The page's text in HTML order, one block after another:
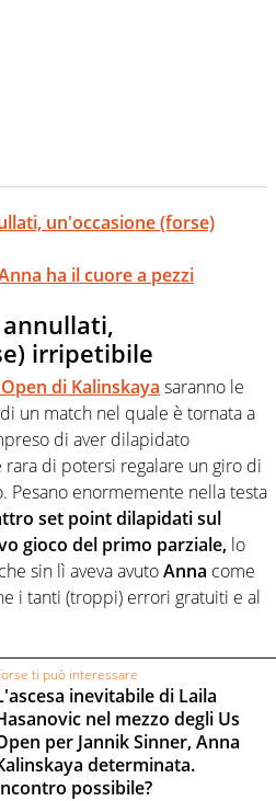
un'occasione (forse)
ha il cuore a pezzi
irripetibile
Open di Kalinskaya saranno le
un match nel quale è tornata a
di aver dilapidato
rara di potersi regalare un giro di
Pesano enormemente nella testa
set point dilapidati sul
gioco del primo parziale, lo
sin lì aveva avutoAnna come
i tanti (troppi) errori gratuiti e al
ti può interessare
inevitabile di Laila
nel mezzo degli Us
per Jannik Sinner, Anna
determinata.
possibile?